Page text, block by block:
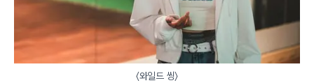
〈와일드 씽〉